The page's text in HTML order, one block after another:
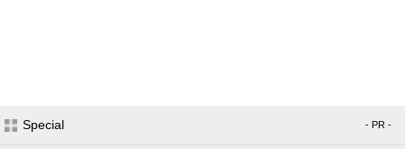
Special - PR -